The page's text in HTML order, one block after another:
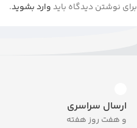
برای نوشتن دیدگاه بایدوارد بشوید.
ارسال سراسری
و هفت روز هفته